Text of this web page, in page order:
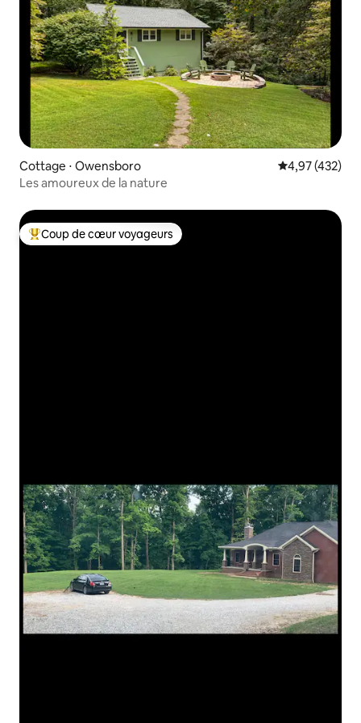
Cottage ⋅ Owensboro Évaluation
4,97 (432)
Les amoureux de la nature
Coups de cœur voyageurs les plus appréciés
Coup de cœur voyageurs